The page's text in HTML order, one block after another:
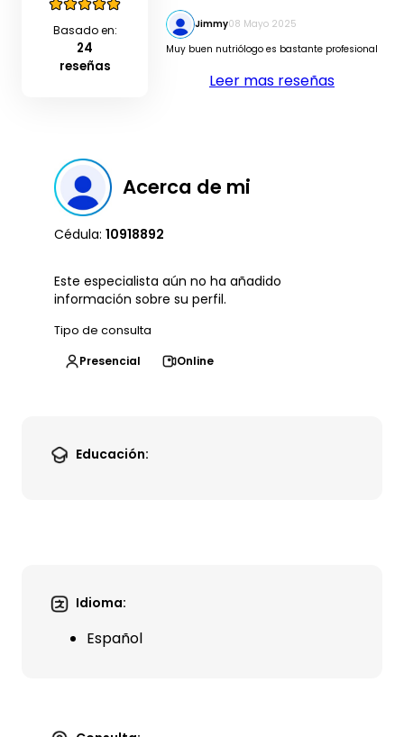
Basado en:
24
reseñas
Jimmy08 Mayo 2025
Muy buen nutriólogo es bastante profesional
Leer mas reseñas
Acerca de mi
Cédula: 10918892
Este especialista aún no ha añadido
información sobre su perfil.
Tipo de consulta
Presencial
Online
Educación:
Idioma:
Español